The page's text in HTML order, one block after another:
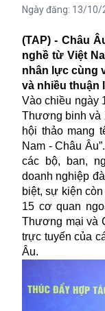
Ngày đăng: 13/10/
(TAP) - Châu
nghề từ Việt
nhân lực cùng
và nhiều thuận
Vào chiều ngày
Thương binh và
hội thảo mang
Nam - Châu
các bộ, ban,
doanh nghiệp
biệt, sự kiện
15 cơ quan
Thương mại và
trực tuyến của
Âu.